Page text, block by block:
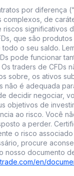
por diferença
complexos, de
significativos
que são
o seu saldo.
pode funcionar
traders de CFDs
sobre, os ativos
não é adequada
decidir negociar,
objetivos de
ao risco. Você
a perder.
o risco
procure
nosso documento
en/